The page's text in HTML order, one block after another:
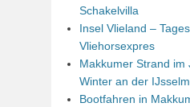
Schakelvilla
Insel Vlieland –
Vliehorsexpres
Makkumer Strand
Winter an der
Bootfahren in